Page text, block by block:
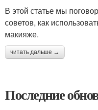
В этой статье мы
советов, как
макияже.
читать дальше →
Последние